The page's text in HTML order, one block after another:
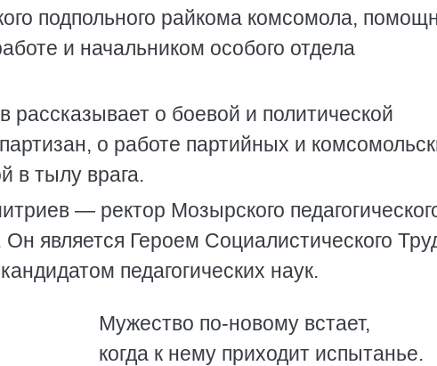
подпольного райкома комсомола,
и начальником особого отдела
рассказывает о боевой и политической
о работе партийных и
в тылу врага.
— ректор Мозырского
является Героем Социалистического
педагогических наук.
Мужество по-новому встает,
когда к нему приходит испытанье.